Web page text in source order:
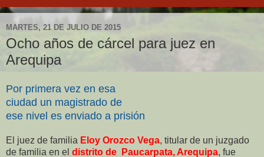
MARTES, 21 DE JULIO DE 2015
Ocho años de cárcel para juez en
Arequipa
Por primera vez en esa
ciudad un magistrado de
ese nivel es enviado a prisión
El juez de familia Eloy Orozco Vega, titular de un juzgado
de familia en el distrito de Paucarpata, Arequipa, fue